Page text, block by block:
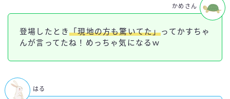
登場したとき「現地の方も驚いてた」ってかすちゃ
んが言ってたね！めっちゃ気になるｗ
かめさん
はる